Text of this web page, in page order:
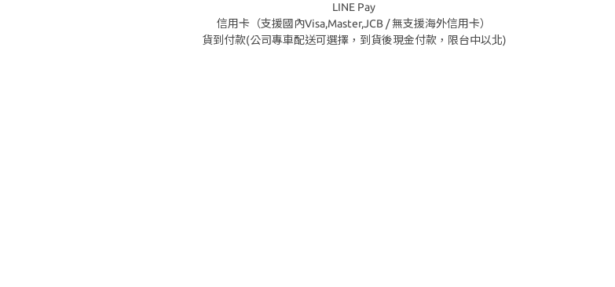
LINE Pay
信用卡（支援國內Visa,Master,JCB / 無支援海外信用卡）
貨到付款(公司專車配送可選擇，到貨後現金付款，限台中以北)